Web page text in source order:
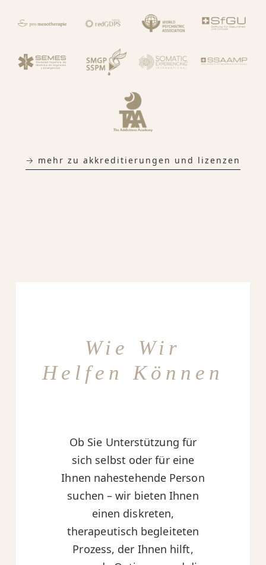
→ mehr zu akkreditierungen und lizenzen
Wie Wir
Helfen Können
Ob Sie Unterstützung für
sich selbst oder für eine
Ihnen nahestehende Person
suchen – wir bieten Ihnen
einen diskreten,
therapeutisch begleiteten
Prozess, der Ihnen hilft,